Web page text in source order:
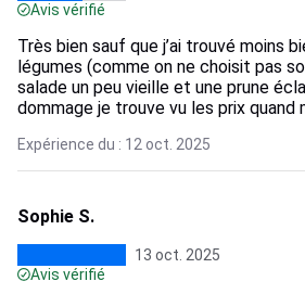
Avis vérifié
Très bien sauf que j’ai trouvé moins
légumes (comme on ne choisit pas
salade un peu vieille et une prune
dommage je trouve vu les prix quand
Expérience du : 12 oct. 2025
Sophie S.
13 oct. 2025
Avis vérifié